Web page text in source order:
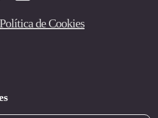
Política de Cookies